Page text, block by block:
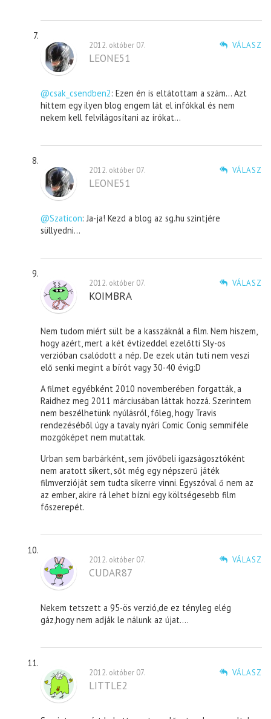
VÁLASZ
2012. október 07.
LEONE51
@csak_csendben2: Ezen én is eltátottam a szám… Azt
hittem egy ilyen blog engem lát el infókkal és nem
nekem kell felvilágosítani az írókat…
VÁLASZ
2012. október 07.
LEONE51
@Szaticon: Ja-ja! Kezd a blog az sg.hu szintjére
süllyedni…
VÁLASZ
2012. október 07.
KOIMBRA
Nem tudom miért sült be a kasszáknál a film. Nem hiszem,
hogy azért, mert a két évtizeddel ezelőtti Sly-os
verzióban csalódott a nép. De ezek után tuti nem veszi
elő senki megint a bírót vagy 30-40 évig:D
A filmet egyébként 2010 novemberében forgatták, a
Raidhez meg 2011 márciusában láttak hozzá. Szerintem
nem beszélhetünk nyúlásról, főleg, hogy Travis
rendezéséből úgy a tavaly nyári Comic Conig semmiféle
mozgóképet nem mutattak.
Urban sem barbárként, sem jövőbeli igazságosztóként
nem aratott sikert, sőt még egy népszerű játék
filmverzióját sem tudta sikerre vinni. Egyszóval ő nem az
az ember, akire rá lehet bízni egy költségesebb film
főszerepét.
VÁLASZ
2012. október 07.
CUDAR87
Nekem tetszett a 95-ös verzió,de ez tényleg elég
gáz,hogy nem adják le nálunk az újat….
VÁLASZ
2012. október 07.
LITTLE2